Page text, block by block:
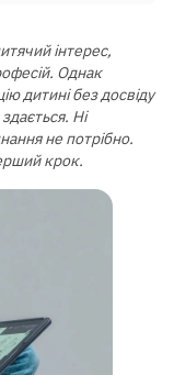
інтерес,
Однак
дитині без досвіду
Ні
не потрібно.
крок.